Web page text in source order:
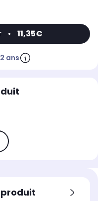
• 11,35€
2 ans